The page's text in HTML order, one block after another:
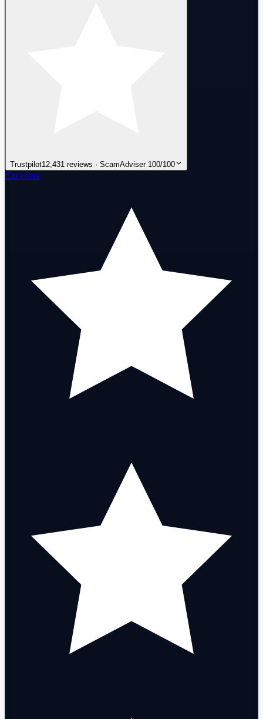
Trustpilot12,431 reviews · ScamAdviser 100/100
Excellent